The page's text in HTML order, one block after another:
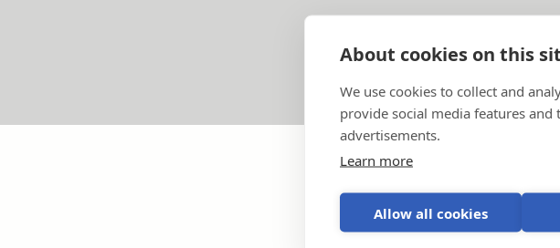
About cookies on this
We use cookies to collect and
provide social media features and
advertisements.
Learn more
Allow all cookies